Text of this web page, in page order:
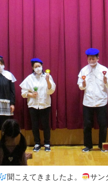
聞こえてきましたよ。 サン